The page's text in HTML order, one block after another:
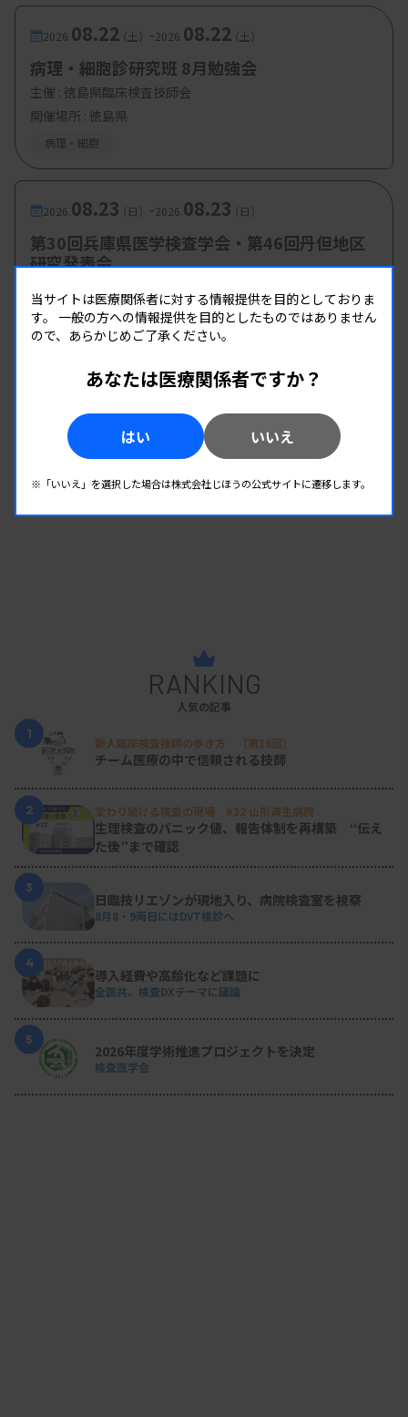
2026. 08.22（土） -2026. 08.22（土）
病理・細胞診研究班 8月勉強会
主催 : 徳島県臨床検査技師会
開催場所 : 徳島県
病理・細胞
2026. 08.23（日） -2026. 08.23（日）
第30回兵庫県医学検査学会・第46回丹但地区
研究発表会
開催場所 : 兵庫県
管理運営 病理・細胞
RANKING
人気の記事
1
新人臨床検査技師の歩き方 ［第16回］
チーム医療の中で信頼される技師
2 変わり続ける検査の現場 #32 山形済生病院
生理検査のパニック値、報告体制を再構築 “伝え
た後”まで確認
3
日臨技リエゾンが現地入り、病院検査室を視察
8月8・9両日にはDVT検診へ
4
導入経費や高齢化など課題に
全医共、検査DXテーマに議論
5
2026年度学術推進プロジェクトを決定
検査医学会
当サイトは医療関係者に対する情報提供を目的としておりま
す。 一般の方への情報提供を目的としたものではありません
ので、あらかじめご了承ください。
あなたは医療関係者ですか？
はい いいえ
※「いいえ」を選択した場合は株式会社じほうの公式サイトに遷移します。